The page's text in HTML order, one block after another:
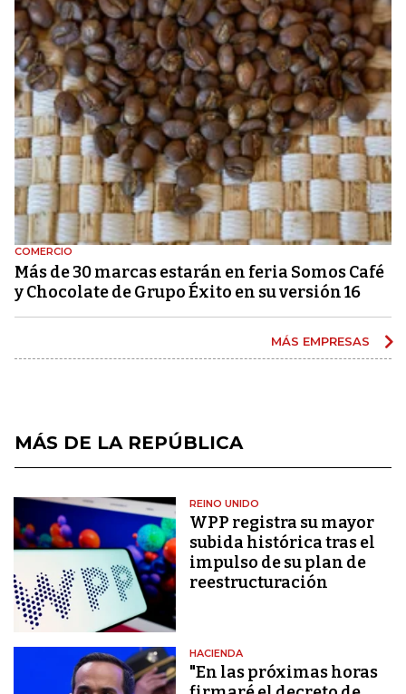
COMERCIO
Más de 30 marcas estarán en feria Somos Café
y Chocolate de Grupo Éxito en su versión 16
MÁS EMPRESAS
MÁS DE LA REPÚBLICA
REINO UNIDO
WPP registra su mayor
subida histórica tras el
impulso de su plan de
reestructuración
HACIENDA
"En las próximas horas